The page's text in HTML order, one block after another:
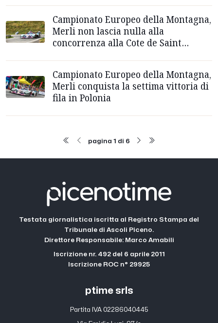
Campionato Europeo della Montagna,
Merli non lascia nulla alla
concorrenza alla Cote de Saint
Campionato Europeo della Montagna,
Merli conquista la settima vittoria di
fila in Polonia
pagina 1 di 6
Testata giornalistica iscritta al Registro Stampa del
Tribunale di Ascoli Piceno.
Direttore Responsabile: Marco Amabili
Iscrizione nr. 492 del 6 aprile 2011
Iscrizione ROC n° 29925
ptime srls
Partita IVA 02286040445